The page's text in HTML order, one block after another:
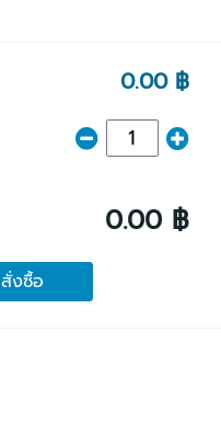
0.00 ฿
0.00 ฿
สั่งซื้อ